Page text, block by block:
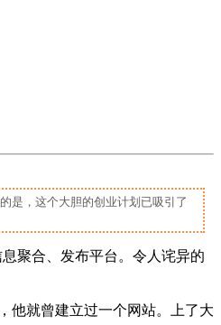
是，这个大胆的创业计划已吸引了
聚合、发布平台。令人诧异的
他就曾建立过一个网站。上了大